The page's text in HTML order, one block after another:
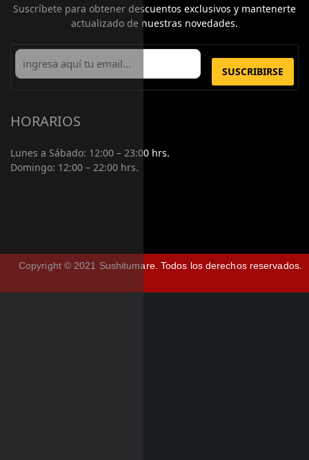
HORARIOS
Lunes a Sábado: 12:00 – 23:00 hrs.
Domingo: 12:00 – 22:00 hrs.
Suscríbete para obtener descuentos exclusivos y mantenerte
actualizado de nuestras novedades.
SUSCRIBIRSE
Copyright © 2021 Sushitumare. Todos los derechos reservados.